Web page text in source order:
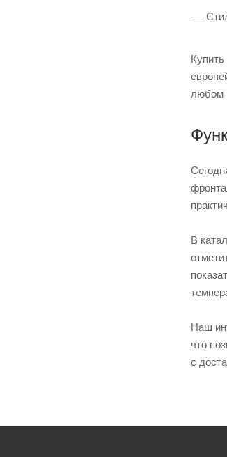
любом
В
Наш
что
с